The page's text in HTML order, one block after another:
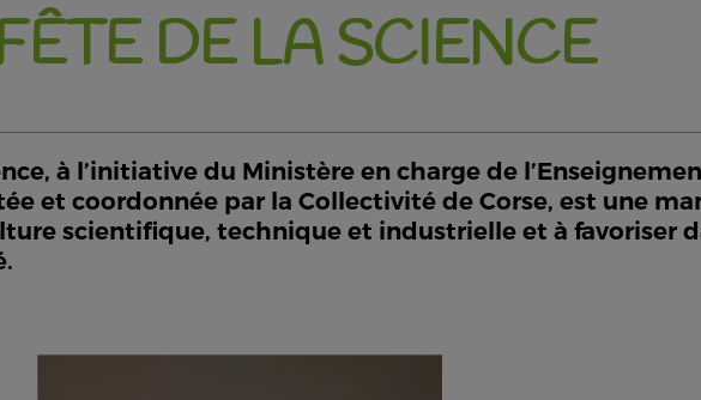
DE LA SCIENCE
à l’initiative du Ministère en charge de
et coordonnée par la Collectivité de Corse, est une
scientifique, technique et industrielle et à favoriser